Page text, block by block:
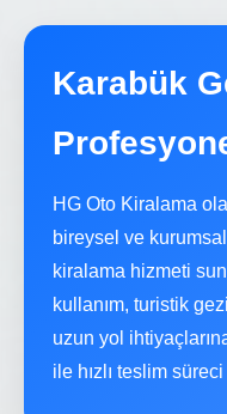
Karabük
HG Oto Kiralama
bireysel ve
kiralama hizmeti
kullanım, turistik
uzun yol
ile hızlı teslim